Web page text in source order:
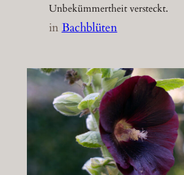
Unbekümmertheit versteckt.
inBachblüten